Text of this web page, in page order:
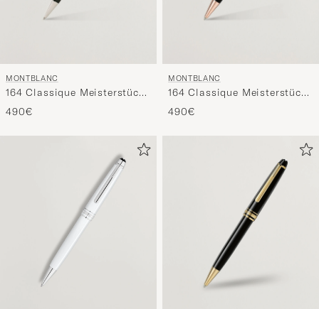
MONTBLANC
164 Classique Meisterstück
Ballpoint Pen Platinum Line
490€
MONTBLANC
164 Classique Meisterstück
Ballpoint Pen Red Gold
490€